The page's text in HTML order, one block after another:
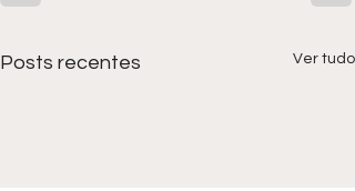
Posts recentes Ver tudo